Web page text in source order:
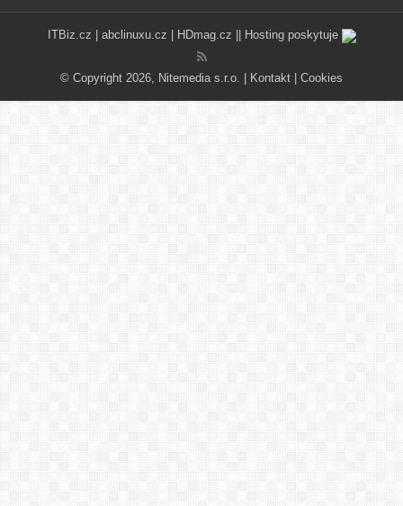
ITBiz.cz abclinuxu.cz HDmag.cz || Hosting poskytuje
© Copyright 2026, Nitemedia s.r.o. | Kontakt Cookies